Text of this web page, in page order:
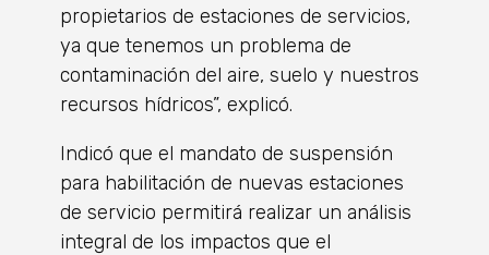
propietarios de estaciones de servicios,
ya que tenemos un problema de
contaminación del aire, suelo y nuestros
recursos hídricos”, explicó.
Indicó que el mandato de suspensión
para habilitación de nuevas estaciones
de servicio permitirá realizar un análisis
integral de los impactos que el